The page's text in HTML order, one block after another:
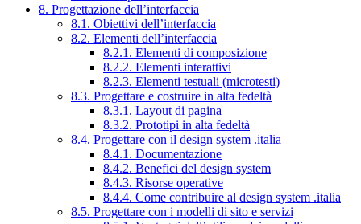
8. Progettazione dell’interfaccia
8.1. Obiettivi dell’interfaccia
8.2. Elementi dell’interfaccia
8.2.1. Elementi di composizione
8.2.2. Elementi interattivi
8.2.3. Elementi testuali (microtesti)
8.3. Progettare e costruire in alta fedeltà
8.3.1. Layout di pagina
8.3.2. Prototipi in alta fedeltà
8.4. Progettare con il design system .italia
8.4.1. Documentazione
8.4.2. Benefici del design system
8.4.3. Risorse operative
8.4.4. Come contribuire al design system .italia
8.5. Progettare con i modelli di sito e servizi